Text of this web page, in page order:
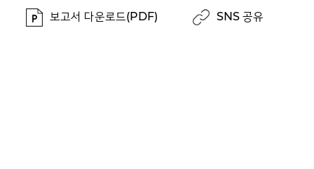
보고서 다운로드(PDF) SNS 공유